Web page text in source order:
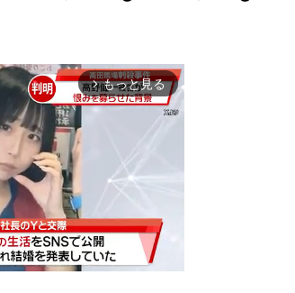
arrow_forward_ios もっと見る